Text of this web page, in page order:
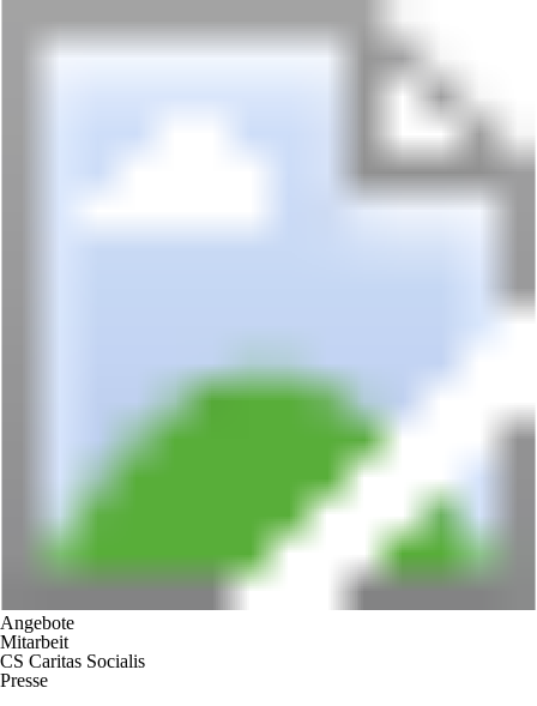
Angebote
Mitarbeit
CS Caritas Socialis
Presse